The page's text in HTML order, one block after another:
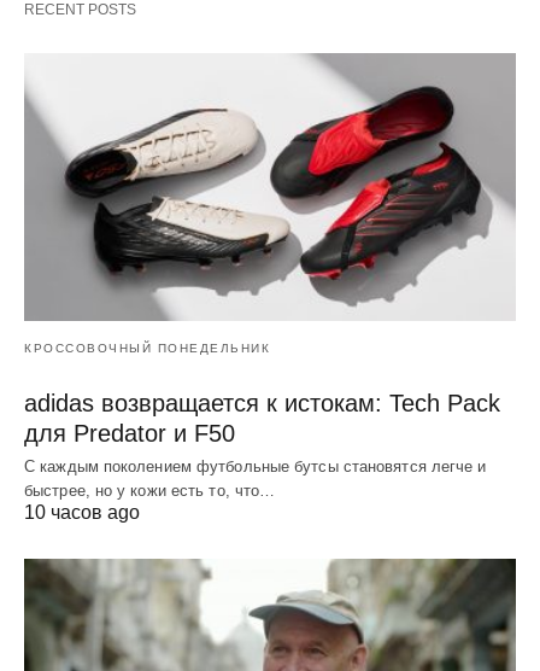
RECENT POSTS
КРОССОВОЧНЫЙ ПОНЕДЕЛЬНИК
adidas возвращается к истокам: Tech Pack
для Predator и F50
С каждым поколением футбольные бутсы становятся легче и
быстрее, но у кожи есть то, что…
10 часов ago